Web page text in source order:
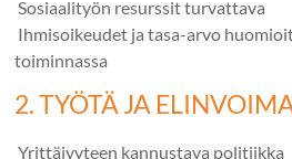
️Sosiaalityön resurssit turvattava
Ihmisoikeudet ja tasa-arvo
toiminnassa
2. TYÖTÄ JA
️️Yrittäjyyteen kannustava politiikka